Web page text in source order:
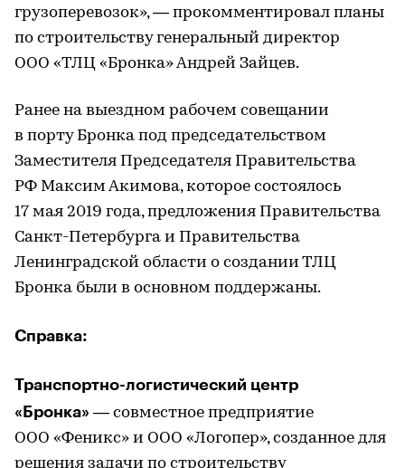
грузоперевозок», — прокомментировал планы
по строительству генеральный директор
ООО «ТЛЦ «Бронка» Андрей Зайцев.
Ранее на выездном рабочем совещании
в порту Бронка под председательством
Заместителя Председателя Правительства
РФ Максим Акимова, которое состоялось
17 мая 2019 года, предложения Правительства
Санкт-Петербурга и Правительства
Ленинградской области о создании ТЛЦ
Бронка были в основном поддержаны.
Справка:
Транспортно-логистический центр
«Бронка» — совместное предприятие
ООО «Феникс» и ООО «Логопер», созданное для
решения задачи по строительству